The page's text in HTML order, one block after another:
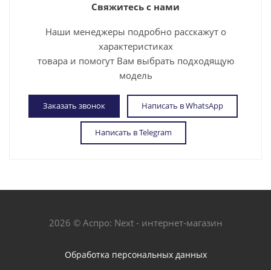
Свяжитесь с нами
Наши менеджеры подробно расскажут о
характеристиках
товара и помогут Вам выбрать подходящую
модель
Заказать звонок Написать в WhatsApp
Написать в Telegram
2026 © Аспро: Next - интернет-магазин
Обработка персональных данных